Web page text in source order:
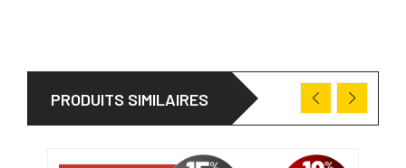
PRODUITS SIMILAIRES